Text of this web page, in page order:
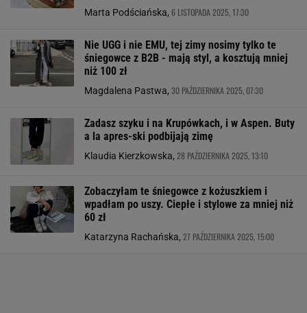
Marta Podściańska, 6 LISTOPADA 2025, 17:30
Nie UGG i nie EMU, tej zimy nosimy tylko te
śniegowce z B2B - mają styl, a kosztują mniej
niż 100 zł
Magdalena Pastwa, 30 PAŹDZIERNIKA 2025, 07:30
Zadasz szyku i na Krupówkach, i w Aspen. Buty
a la apres-ski podbijają zimę
Klaudia Kierzkowska, 28 PAŹDZIERNIKA 2025, 13:10
Zobaczyłam te śniegowce z kożuszkiem i
wpadłam po uszy. Ciepłe i stylowe za mniej niż
60 zł
Katarzyna Rachańska, 27 PAŹDZIERNIKA 2025, 15:00